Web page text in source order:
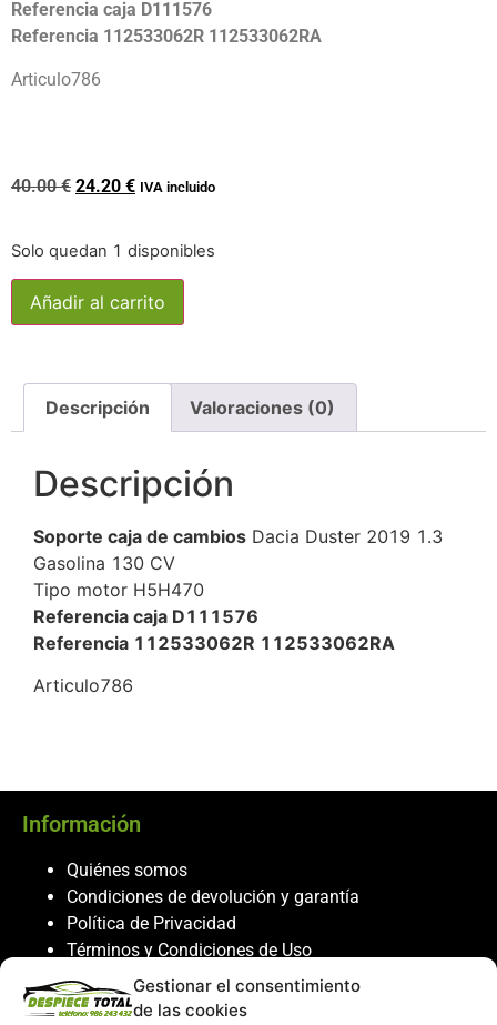
Gestionar el consentimiento
de las cookies
Referencia caja D111576
Referencia 112533062R 112533062RA
Articulo786
40.00€ 24.20 € IVA incluido
Solo quedan 1 disponibles
Añadir al carrito
Descripción Valoraciones (0)
Descripción
Soporte caja de cambios Dacia Duster 2019 1.3
Gasolina 130 CV
Tipo motor H5H470
Referencia caja D111576
Referencia 112533062R 112533062RA
Articulo786
Información
Quiénes somos
Condiciones de devolución y garantía
Política de Privacidad
Términos y Condiciones de Uso
Política de Cookies